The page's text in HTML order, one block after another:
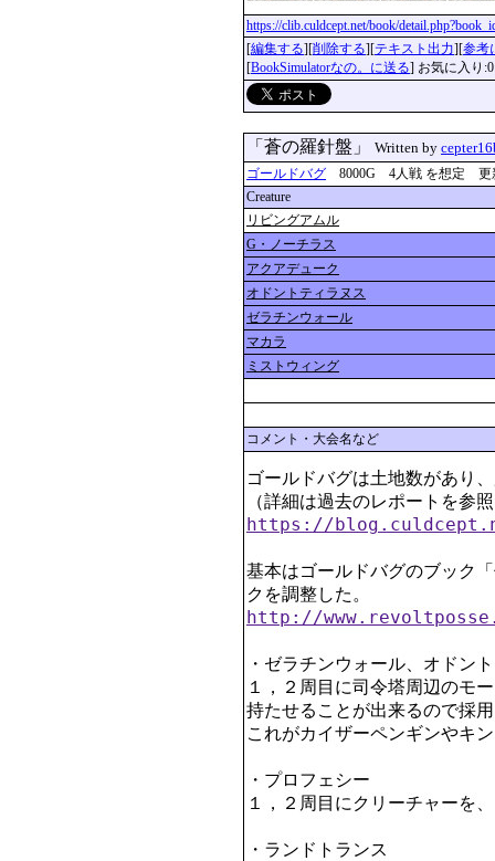
https://clib.culdcept.net/book/
[編集する][削除する][テキスト出力][参考
[BookSimulatorなの。に送る] お気に入り:0
「蒼の羅針盤」 Written by
ゴールドバグ 8000G 4人戦 を想定 更新
Creature
リビングアムル
G・ノーチラス
アクアデューク
オドントティラヌス
ゼラチンウォール
マカラ
ミストウィング
コメント・大会名など
ゴールドバグは土地数があり
https://
基本はゴールドバグのブック
http://
・ゼラチンウォール、オドン
１，２周目に司令塔周辺のモ
持たせることが出来るので採
これがカイザーペンギンやキ
・プロフェシー
１，２周目にクリーチャーを
・ランドトランス